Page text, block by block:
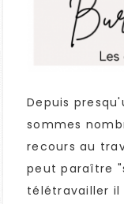
Depuis
sommes
recours au
peut paraître
télétravailler il